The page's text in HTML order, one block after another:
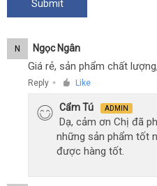
N Ngọc Ngân
Giá rẻ, sản phẩm chất
Reply ● Like
Cẩm Tú ADMIN
Dạ, cảm ơn Chị đã
những sản phẩm tốt
được hàng tốt.